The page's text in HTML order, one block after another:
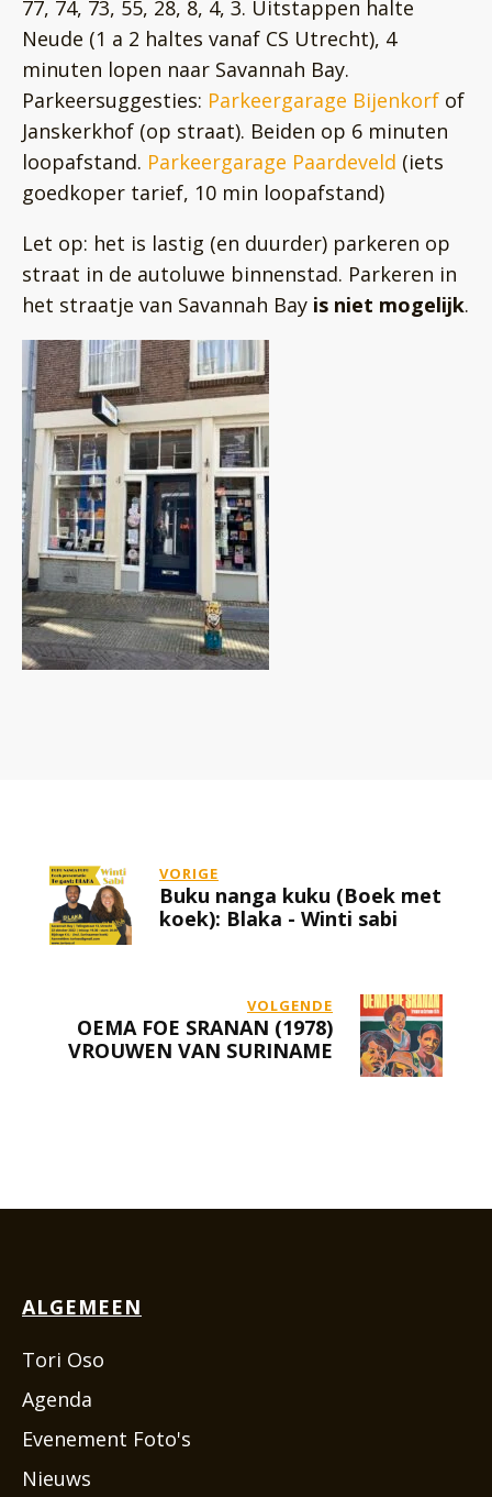
77, 74, 73, 55, 28, 8, 4, 3. Uitstappen halte
Neude (1 a 2 haltes vanaf CS Utrecht), 4
minuten lopen naar Savannah Bay.
Parkeersuggesties: Parkeergarage Bijenkorf of
Janskerkhof (op straat). Beiden op 6 minuten
loopafstand. Parkeergarage Paardeveld (iets
goedkoper tarief, 10 min loopafstand)
Let op: het is lastig (en duurder) parkeren op
straat in de autoluwe binnenstad. Parkeren in
het straatje van Savannah Bay is niet mogelijk.
VORIGE
Buku nanga kuku (Boek met
koek): Blaka - Winti sabi
VOLGENDE
OEMA FOE SRANAN (1978)
VROUWEN VAN SURINAME
ALGEMEEN
Tori Oso
Agenda
Evenement Foto's
Nieuws